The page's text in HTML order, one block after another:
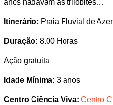
anos nadavam as trilobites…
Itinerário: Praia Fluvial de
Duração: 8.00 Horas
Ação gratuita
Idade Mínima: 3 anos
Centro Ciência Viva: Centro